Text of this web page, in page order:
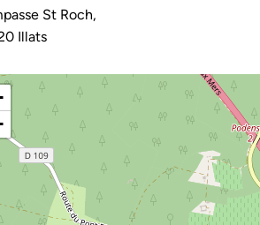
St Roch,
Illats